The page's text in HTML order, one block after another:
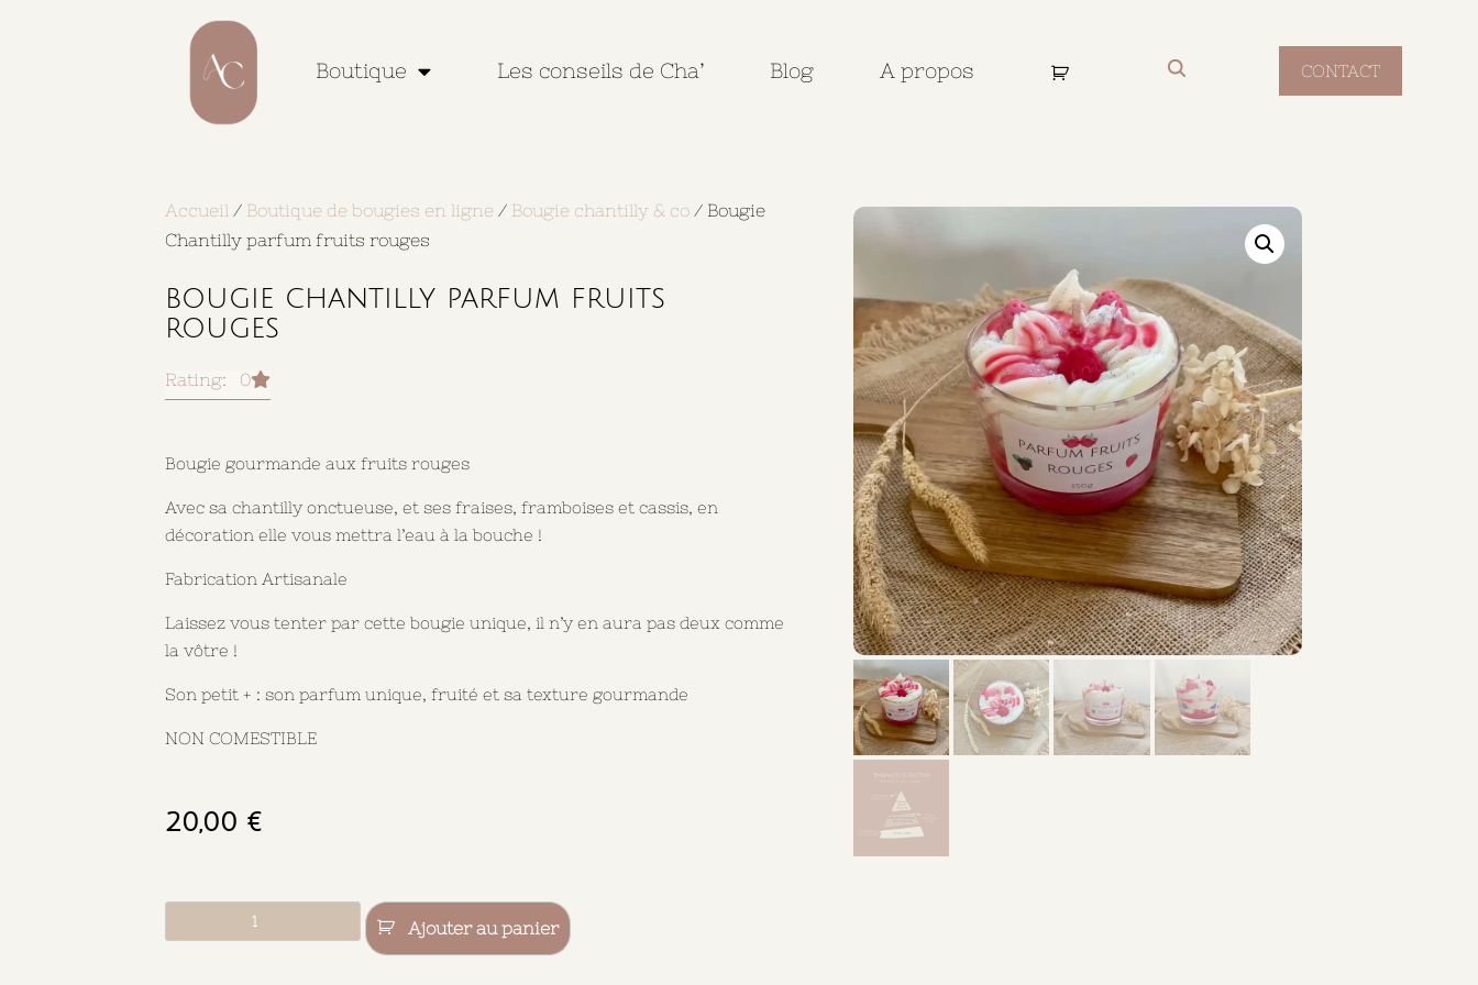
Boutique Les conseils de Cha’ Blog A propos CONTACT
Accueil / Boutique de bougies en ligne / Bougie chantilly & co / Bougie
Chantilly parfum fruits rouges
bougie chantilly parfum fruits
rouges
Rating: 0
Bougie gourmande aux fruits rouges
Avec sa chantilly onctueuse, et ses fraises, framboises et cassis, en
décoration elle vous mettra l’eau à la bouche !
Fabrication Artisanale
Laissez vous tenter par cette bougie unique, il n’y en aura pas deux comme
la vôtre !
Son petit + : son parfum unique, fruité et sa texture gourmande
NON COMESTIBLE
20,00 €
Ajouter au panier